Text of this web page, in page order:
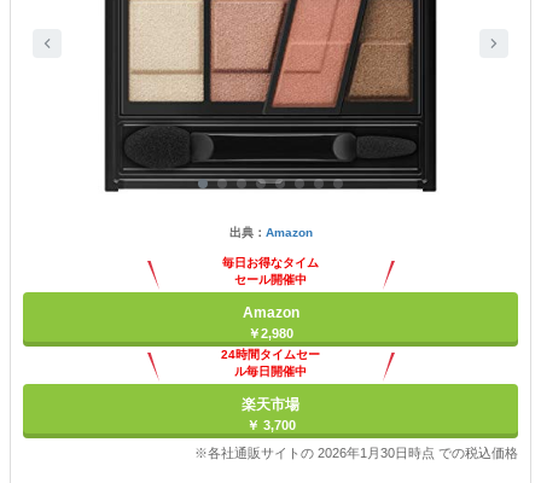
出典： Amazon
毎日お得なタイム
セール開催中
Amazon
￥2,980
24時間タイムセー
ル毎日開催中
楽天市場
￥ 3,700
※各社通販サイトの 2026年1月30日時点 での税込価格